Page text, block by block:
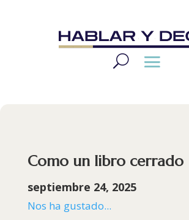
Como un libro cerrado
septiembre 24, 2025
Nos ha gustado...